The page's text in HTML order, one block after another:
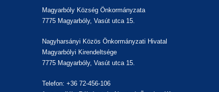
Magyarbóly Község Önkormányzata
7775 Magyarbóly, Vasút utca 15.
Nagyharsányi Közös Önkormányzati Hivatal
Magyarbólyi Kirendeltsége
7775 Magyarbóly, Vasút utca 15.
Telefon: +36 72-456-106